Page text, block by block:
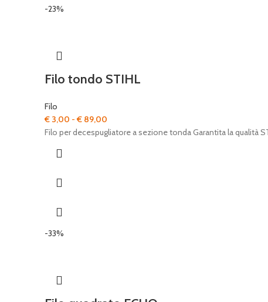
-23%
Filo tondo STIHL
Filo
€ 3,00 - € 89,00
di
Filo per decespugliatore a sezione tonda Garantita la qualità
-33%